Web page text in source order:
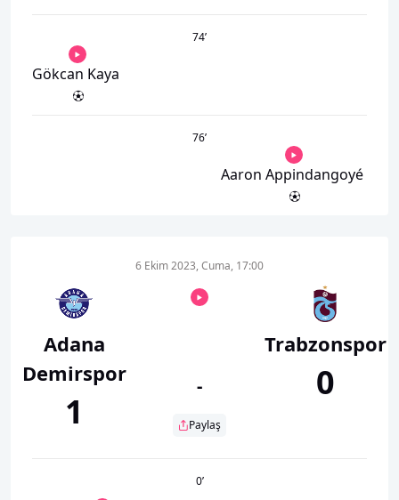
74’
Gökcan Kaya
76’
Aaron Appindangoyé
Adana
Demirspor
1
6 Ekim 2023, Cuma, 17:00
-
Paylaş
Trabzonspor
0
0’